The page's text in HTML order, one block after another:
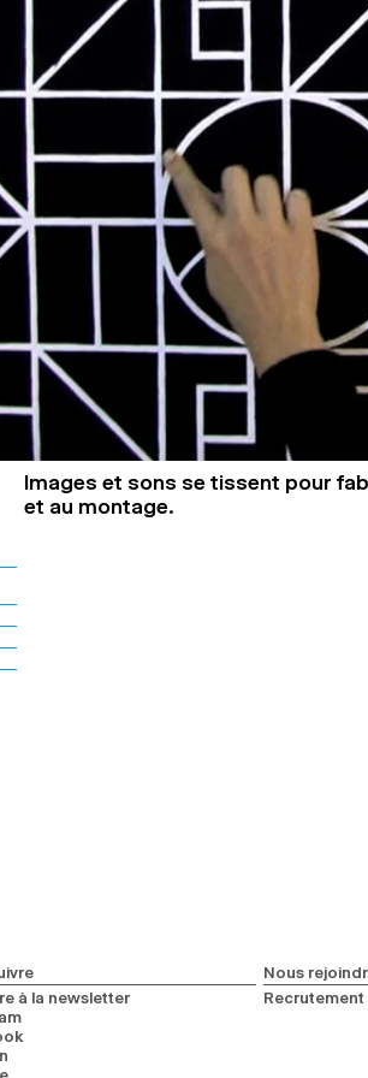
Images et sons se tissent pour
et au montage.
à la newsletter
Nous
Recrutement